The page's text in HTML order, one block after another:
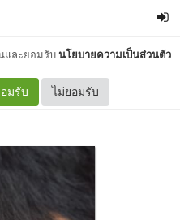
และยอมรับนโยบายความเป็นส่วนตัว
มรับ ไม่ยอมรับ